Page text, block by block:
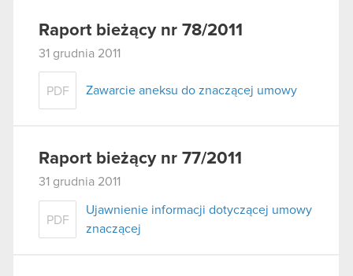
Raport bieżący nr 78/2011
31 grudnia 2011
PDF Zawarcie aneksu do znaczącej umowy
Raport bieżący nr 77/2011
31 grudnia 2011
PDF
Ujawnienie informacji dotyczącej umowy
znaczącej